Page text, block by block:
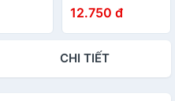
Mồ
Phát Sáng,
Shezi, Memo,
Đựng /Pubg
12.750 đ
CHI TIẾT